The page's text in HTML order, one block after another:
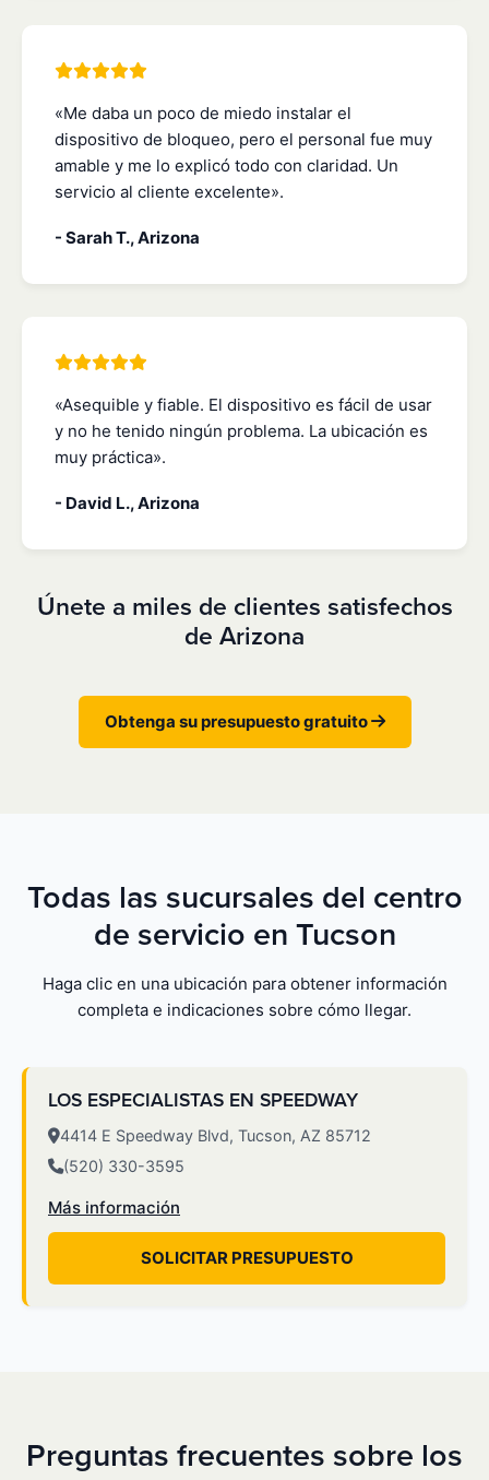
«Me daba un poco de miedo instalar el
dispositivo de bloqueo, pero el personal fue muy
amable y me lo explicó todo con claridad. Un
servicio al cliente excelente».
- Sarah T., Arizona
«Asequible y fiable. El dispositivo es fácil de usar
y no he tenido ningún problema. La ubicación es
muy práctica».
- David L., Arizona
Únete a miles de clientes satisfechos
de Arizona
Obtenga su presupuesto gratuito
Todas las sucursales del centro
de servicio en Tucson
Haga clic en una ubicación para obtener información
completa e indicaciones sobre cómo llegar.
LOS ESPECIALISTAS EN SPEEDWAY
4414 E Speedway Blvd, Tucson, AZ 85712
(520) 330-3595
Más información
SOLICITAR PRESUPUESTO
Preguntas frecuentes sobre los